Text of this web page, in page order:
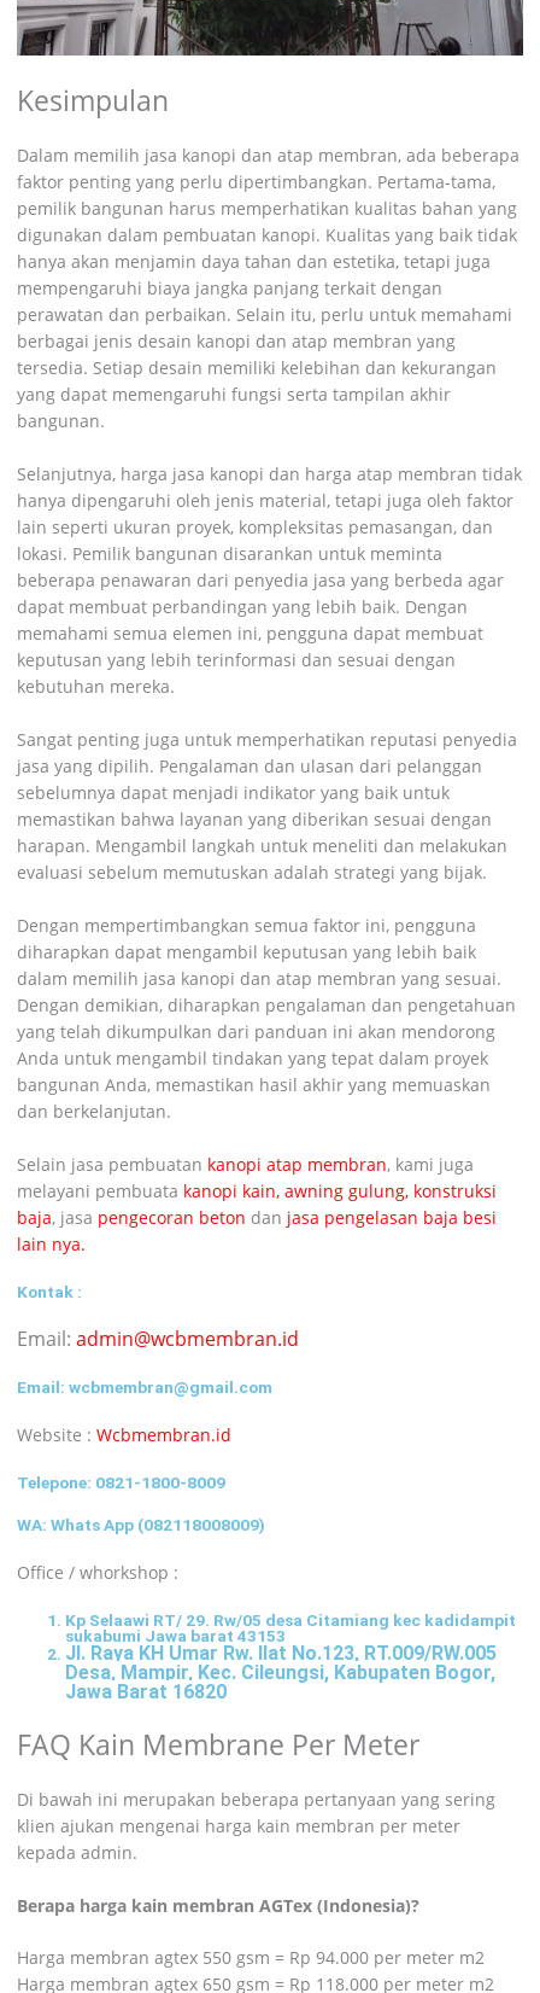
Kesimpulan
Dalam memilih jasa kanopi dan atap membran, ada beberapa
faktor penting yang perlu dipertimbangkan. Pertama-tama,
pemilik bangunan harus memperhatikan kualitas bahan yang
digunakan dalam pembuatan kanopi. Kualitas yang baik tidak
hanya akan menjamin daya tahan dan estetika, tetapi juga
mempengaruhi biaya jangka panjang terkait dengan
perawatan dan perbaikan. Selain itu, perlu untuk memahami
berbagai jenis desain kanopi dan atap membran yang
tersedia. Setiap desain memiliki kelebihan dan kekurangan
yang dapat memengaruhi fungsi serta tampilan akhir
bangunan.
Selanjutnya, harga jasa kanopi dan harga atap membran tidak
hanya dipengaruhi oleh jenis material, tetapi juga oleh faktor
lain seperti ukuran proyek, kompleksitas pemasangan, dan
lokasi. Pemilik bangunan disarankan untuk meminta
beberapa penawaran dari penyedia jasa yang berbeda agar
dapat membuat perbandingan yang lebih baik. Dengan
memahami semua elemen ini, pengguna dapat membuat
keputusan yang lebih terinformasi dan sesuai dengan
kebutuhan mereka.
Sangat penting juga untuk memperhatikan reputasi penyedia
jasa yang dipilih. Pengalaman dan ulasan dari pelanggan
sebelumnya dapat menjadi indikator yang baik untuk
memastikan bahwa layanan yang diberikan sesuai dengan
harapan. Mengambil langkah untuk meneliti dan melakukan
evaluasi sebelum memutuskan adalah strategi yang bijak.
Dengan mempertimbangkan semua faktor ini, pengguna
diharapkan dapat mengambil keputusan yang lebih baik
dalam memilih jasa kanopi dan atap membran yang sesuai.
Dengan demikian, diharapkan pengalaman dan pengetahuan
yang telah dikumpulkan dari panduan ini akan mendorong
Anda untuk mengambil tindakan yang tepat dalam proyek
bangunan Anda, memastikan hasil akhir yang memuaskan
dan berkelanjutan.
Selain jasa pembuatan kanopi atap membran, kami juga
melayani pembuata kanopi kain, awning gulung, konstruksi
baja, jasa pengecoran beton dan jasa pengelasan baja besi
lain nya.
Kontak :
Email: admin@wcbmembran.id
Email: wcbmembran@gmail.com
Website : Wcbmembran.id
Telepone: 0821-1800-8009
WA: Whats App (082118008009)
Office / whorkshop :
Kp Selaawi RT/ 29. Rw/05 desa Citamiang kec kadidampit
sukabumi Jawa barat 43153
Jl. Raya KH Umar Rw. Ilat No.123, RT.009/RW.005
Desa, Mampir, Kec. Cileungsi, Kabupaten Bogor,
Jawa Barat 16820
FAQ Kain Membrane Per Meter
Di bawah ini merupakan beberapa pertanyaan yang sering
klien ajukan mengenai harga kain membran per meter
kepada admin.
Berapa harga kain membran AGTex (Indonesia)?
Harga membran agtex 550 gsm = Rp 94.000 per meter m2
Harga membran agtex 650 gsm = Rp 118.000 per meter m2